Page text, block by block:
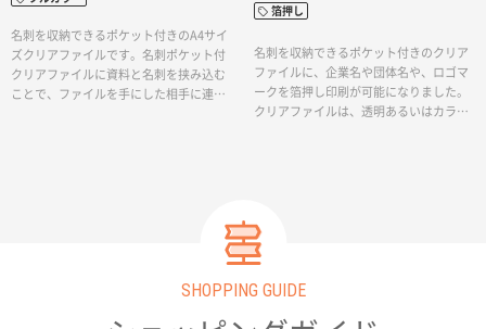
名刺を収納できるポケット付きのA4サイ
ズクリアファイルです。名刺ポケット付
クリアファイルに資料と名刺を挟み込む
ことで、ファイルを手にした相手に連絡
箔押し
名刺を収納できるポケット付きのクリア
ファイルに、企業名や団体名や、ロゴマ
ークを箔押し印刷が可能になりました。
クリアファイルは、透明あるいはカラー
会やセミナー案内など、様々なビジネス
シーンで効果的にご活用いただけるA4サ
イズの名刺ポケット付きクリアファイ
ル。企業イメージにあわせたカラーで箔
用ください。＊ポケット部分は透明PPと
SHOPPING GUIDE